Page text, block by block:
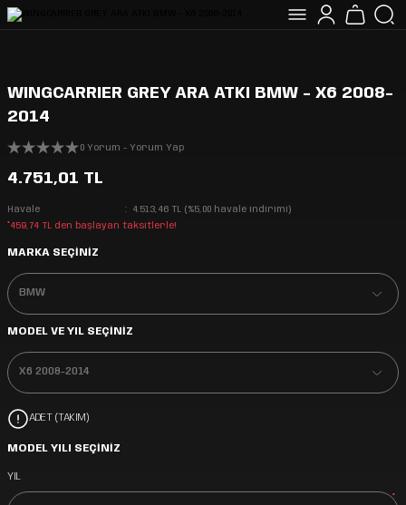
WINGCARRIER GREY ARA ATKI BMW - X6 2008-
2014
0 Yorum - Yorum Yap
4.751,01 TL
Havale
4.513,46 TL (%5,00 havale indirimi)
*459,74 TL den başlayan taksitlerle!
MARKA SEÇİNİZ
MODEL VE YIL SEÇİNİZ
ADET (TAKIM)
MODEL YILI SEÇİNİZ
YIL
*